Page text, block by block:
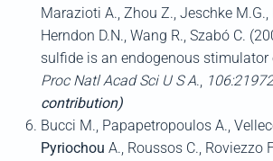
Marazioti A., Zhou Z., Jeschke M.G.,
Herndon D.N., Wang R., Szabó C.
sulfide is an endogenous stimulator
Proc Natl Acad Sci U S A.,
contribution)
Bucci M., Papapetropoulos A.,
Pyriochou A., Roussos C., Roviezzo